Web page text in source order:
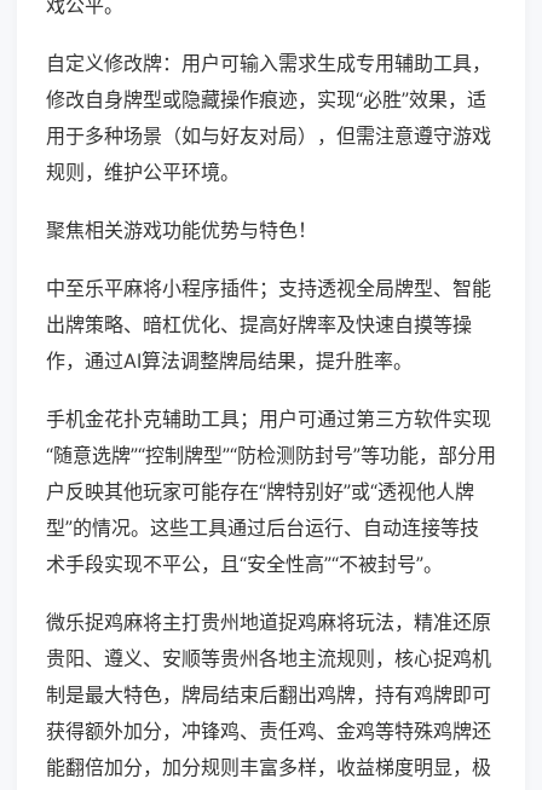
戏公平。
自定义修改牌：用户可输入需求生成专用辅助工具，
修改自身牌型或隐藏操作痕迹，实现“必胜”效果，适
用于多种场景（如与好友对局），但需注意遵守游戏
规则，维护公平环境。
聚焦相关游戏功能优势与特色！
中至乐平麻将小程序插件；支持透视全局牌型、智能
出牌策略、暗杠优化、提高好牌率及快速自摸等操
作，通过AI算法调整牌局结果，提升胜率。
手机金花扑克辅助工具；用户可通过第三方软件实现
“随意选牌”“控制牌型”“防检测防封号”等功能，部分用
户反映其他玩家可能存在“牌特别好”或“透视他人牌
型”的情况。这些工具通过后台运行、自动连接等技
术手段实现不平公，且“安全性高”“不被封号”。
微乐捉鸡麻将主打贵州地道捉鸡麻将玩法，精准还原
贵阳、遵义、安顺等贵州各地主流规则，核心捉鸡机
制是最大特色，牌局结束后翻出鸡牌，持有鸡牌即可
获得额外加分，冲锋鸡、责任鸡、金鸡等特殊鸡牌还
能翻倍加分，加分规则丰富多样，收益梯度明显，极